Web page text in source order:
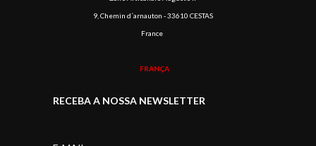
9, Chemin d´arnauton - 33610 CESTAS
France
FRANÇA
RECEBA A NOSSA NEWSLETTER